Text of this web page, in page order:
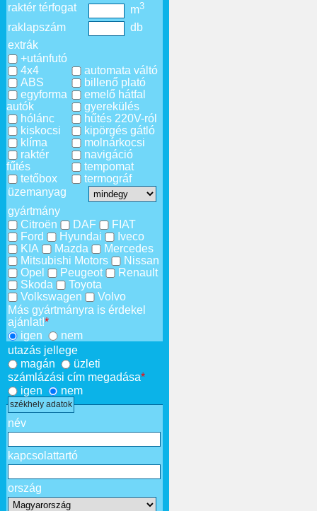
raktér térfogat
m3
raklapszám
db
extrák
+utánfutó
4x4
ABS
egyforma
autók
hólánc
kiskocsi
klíma
raktér
fűtés
tetőbox
automata váltó
billenő plató
emelő hátfal
gyerekülés
hűtés 220V-ról
kipörgés gátló
molnárkocsi
navigáció
tempomat
termográf
üzemanyag
gyártmány
Citroën
DAF
FIAT
Ford
Hyundai
Iveco
KIA
Mazda
Mercedes
Mitsubishi Motors
Nissan
Opel
Peugeot
Renault
Skoda
Toyota
Volkswagen
Volvo
Más gyártmányra is érdekel
ajánlat!*
igen
nem
utazás jellege
magán
üzleti
számlázási cím megadása*
igen
nem
székhely adatok
név
kapcsolattartó
ország